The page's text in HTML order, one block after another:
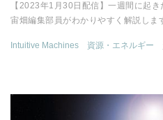
【2023年1月30日配信】一週間に起
宙畑編集部員がわかりやすく解説しま
Intuitive Machines 資源・エネルギー